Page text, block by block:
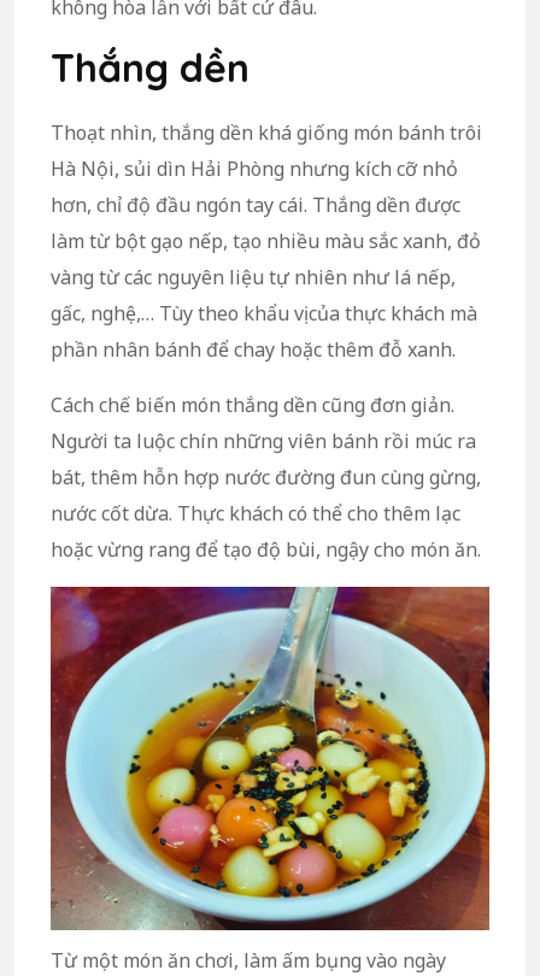
không hòa lẫn với bất cứ đâu.
Thắng dền
Thoạt nhìn, thắng dền khá giống món bánh trôi
Hà Nội, sủi dìn Hải Phòng nhưng kích cỡ nhỏ
hơn, chỉ độ đầu ngón tay cái. Thắng dền được
làm từ bột gạo nếp, tạo nhiều màu sắc xanh, đỏ
vàng từ các nguyên liệu tự nhiên như lá nếp,
gấc, nghệ,… Tùy theo khẩu vị của thực khách mà
phần nhân bánh để chay hoặc thêm đỗ xanh.
Cách chế biến món thắng dền cũng đơn giản.
Người ta luộc chín những viên bánh rồi múc ra
bát, thêm hỗn hợp nước đường đun cùng gừng,
nước cốt dừa. Thực khách có thể cho thêm lạc
hoặc vừng rang để tạo độ bùi, ngậy cho món ăn.
Từ một món ăn chơi, làm ấm bụng vào ngày